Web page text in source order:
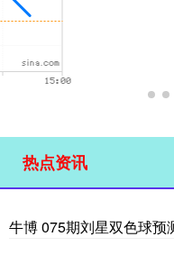
热点资讯
牛博 075期刘星双色球预